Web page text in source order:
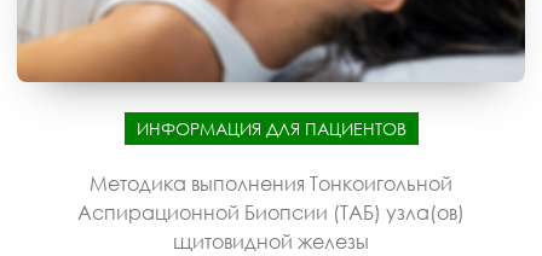
ИНФОРМАЦИЯ ДЛЯ ПАЦИЕНТОВ
Методика выполнения Тонкоигольной
Аспирационной Биопсии (ТАБ) узла(ов)
щитовидной железы